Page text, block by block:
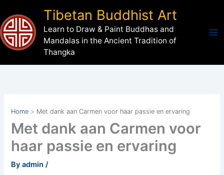
to
content
Tibetan Buddhist Art
Learn to Draw & Paint Buddhas and
Mandalas in the Ancient Tradition of
Thangka
Home Met dank aan Carmen voor haar passie en ervaring
Met dank aan Carmen voor
haar passie en ervaring
Byadmin/